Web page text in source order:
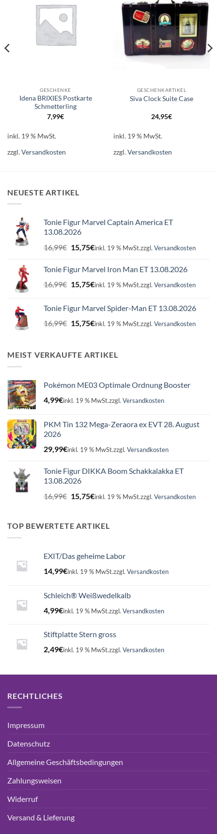
GESCHENKE
Idena BRIXIES Postkarte
Schmetterling
7,99€
inkl. 19 % MwSt.
zzgl.Versandkosten
GESCHENKARTIKEL
Siva Clock Suite Case
24,95€
inkl. 19 % MwSt.
zzgl.Versandkosten
NEUESTE ARTIKEL
Tonie Figur Marvel Captain America ET
13.08.2026
16,99€ Ursprünglicher
Preis
16,99€
15,75€Aktueller
15,75€.
inkl. 19 % MwSt.zzgl. Versandkosten
Tonie Figur Marvel Iron Man ET 13.08.2026
16,99€ Ursprünglicher
Preis
16,99€
15,75€Aktueller
15,75€.
inkl. 19 % MwSt.zzgl. Versandkosten
Tonie Figur Marvel Spider-Man ET 13.08.2026
16,99€ Ursprünglicher
Preis
16,99€
15,75€Aktueller
15,75€.
inkl. 19 % MwSt.zzgl. Versandkosten
MEIST VERKAUFTE ARTIKEL
Pokémon ME03 Optimale Ordnung Booster
4,99€inkl. 19 % MwSt.zzgl. Versandkosten
PKM Tin 132 Mega-Zeraora ex EVT 28. August
2026
29,99€inkl. 19 % MwSt.zzgl. Versandkosten
Tonie Figur DIKKA Boom Schakkalakka ET
13.08.2026
16,99€ Ursprünglicher
Preis
16,99€
15,75€Aktueller
15,75€.
inkl. 19 % MwSt.zzgl. Versandkosten
TOP BEWERTETE ARTIKEL
EXIT/Das geheime Labor
14,99€inkl. 19 % MwSt.zzgl. Versandkosten
Schleich® Weißwedelkalb
4,99€inkl. 19 % MwSt.zzgl. Versandkosten
Stiftplatte Stern gross
2,49€inkl. 19 % MwSt.zzgl. Versandkosten
RECHTLICHES
Impressum
Datenschutz
Allgemeine Geschäftsbedingungen
Zahlungsweisen
Widerruf
Versand & Lieferung